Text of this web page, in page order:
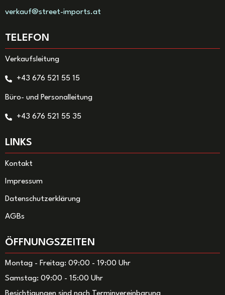
verkauf@street-imports.at
TELEFON
Verkaufsleitung
+43 676 521 55 15
Büro- und Personalleitung
+43 676 521 55 35
LINKS
Kontakt
Impressum
Datenschutzerklärung
AGBs
ÖFFNUNGSZEITEN
Montag - Freitag: 09:00 - 19:00 Uhr
Samstag: 09:00 - 15:00 Uhr